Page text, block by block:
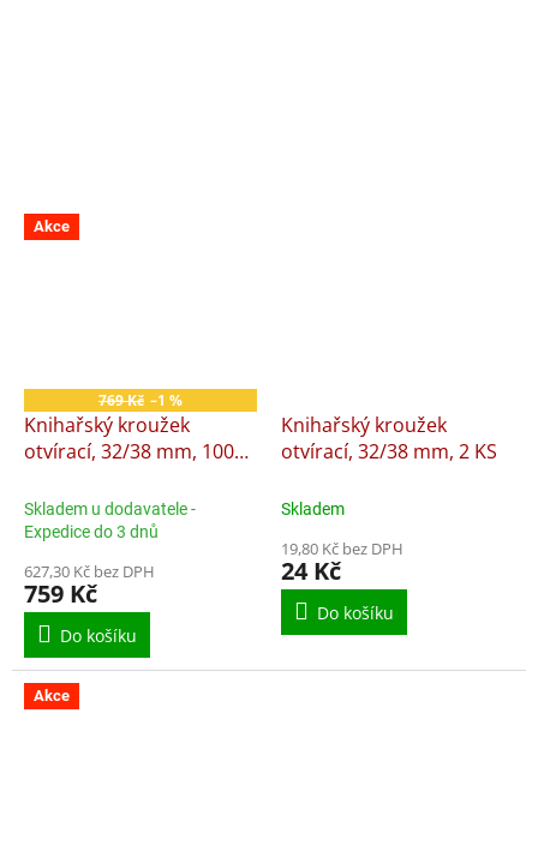
Akce
769 Kč –1 %
Knihařský kroužek
otvírací, 32/38 mm, 100
Skladem u dodavatele -
Expedice do 3 dnů
627,30 Kč bez DPH
759 Kč
Do košíku
Knihařský kroužek
otvírací, 32/38 mm, 2 KS
Skladem
19,80 Kč bez DPH
24 Kč
Do košíku
Akce